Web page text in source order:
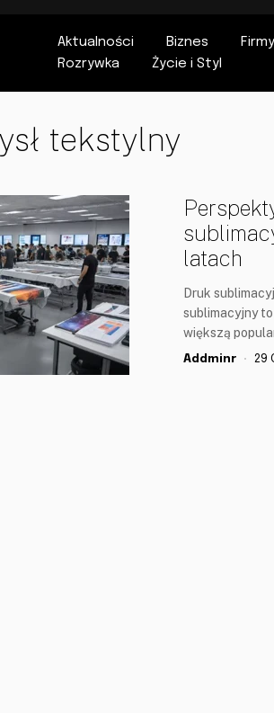
Aktualności Biznes Firmy
Rozrywka
Życie i Styl
tekstylny
latach
Druk
sublimacyjny
większą
Addminr 29